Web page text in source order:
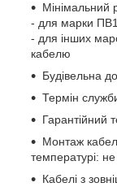
Мінімальний
- для марки
- для інших
кабелю
Будівельна
Термін
Гарантійний
Монтаж
температурі:
Кабелі з